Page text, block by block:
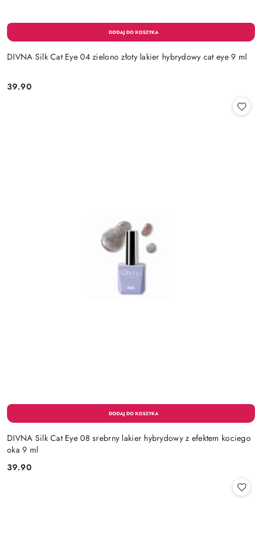
DIVNA Silk Cat Eye 04 zielono złoty lakier hybrydowy cat eye 9 ml
Cena:
39.90
DIVNA Silk Cat Eye 08 srebrny lakier hybrydowy z efektem kociego
oka 9 ml
Cena:
39.90